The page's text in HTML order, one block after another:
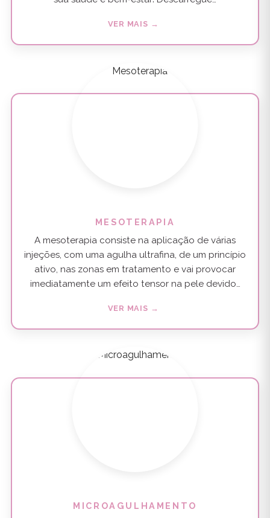
VER MAIS →
MESOTERAPIA
A mesoterapia consiste na aplicação de várias
injeções, com uma agulha ultrafina, de um princípio
ativo, nas zonas em tratamento e vai provocar
imediatamente um efeito tensor na pele devido…
VER MAIS →
MICROAGULHAMENTO